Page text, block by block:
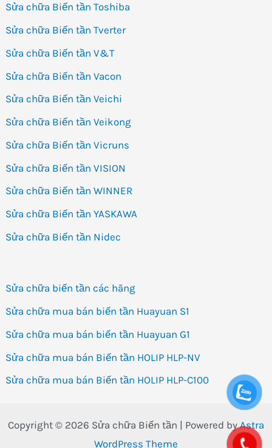
Sửa chữa Biến tần Toshiba
Sửa chữa Biến tần Tverter
Sửa chữa Biến tần V&T
Sửa chữa Biến tần Vacon
Sửa chữa Biến tần Veichi
Sửa chữa Biến tần Veikong
Sửa chữa Biến tần Vicruns
Sửa chữa Biến tần VISION
Sửa chữa Biến tần WINNER
Sửa chữa Biến tần YASKAWA
Sửa chữa Biến tần Nidec
Sửa chữa biến tần các hãng
Sửa chữa mua bán biến tần Huayuan S1
Sửa chữa mua bán biến tần Huayuan G1
Sửa chữa mua bán Biến tần HOLIP HLP-NV
Sửa chữa mua bán Biến tần HOLIP HLP-C100
Copyright © 2026 Sửa chữa Biến tần | Powered byAstra
WordPress Theme